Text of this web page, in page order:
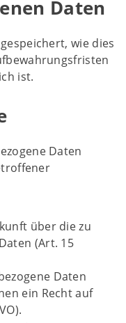
Daten
wie dies
ist.
Daten
über die zu
(Art. 15
Daten
ein Recht auf